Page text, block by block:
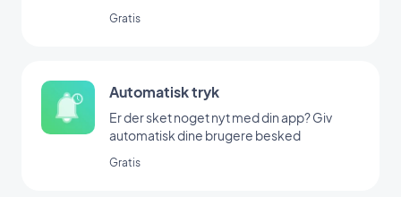
Gratis
Automatisk tryk
Er der sket noget nyt med din app? Giv
automatisk dine brugere besked
Gratis